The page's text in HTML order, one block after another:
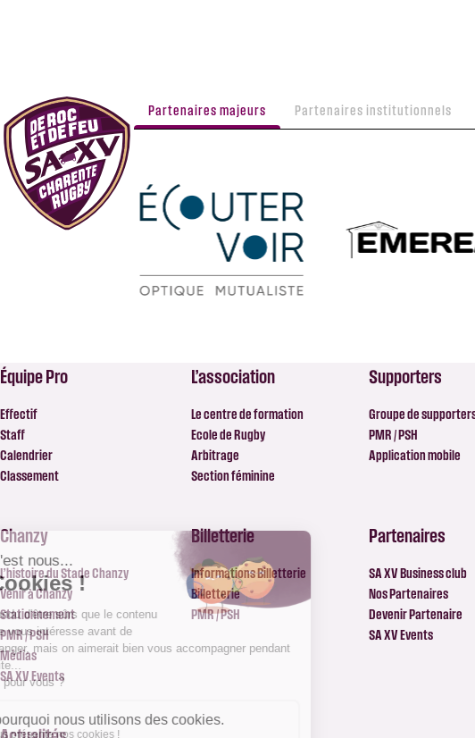
Partenaires majeurs Partenaires institutionnels
Équipe Pro
Effectif
Staff
Calendrier
Classement
L’association
Le centre de formation
Ecole de Rugby
Arbitrage
Section féminine
Supporters
Groupe de
PMR / PSH
Application mobile
Chanzy
L’histoire du Stade Chanzy
Venir à Chanzy
Stationnement
PMR / PSH
Médias
SA XV Events
Billetterie
Informations Billetterie
Billetterie
PMR / PSH
Partenaires
SA XV Business club
Nos Partenaires
Devenir Partenaire
SA XV Events